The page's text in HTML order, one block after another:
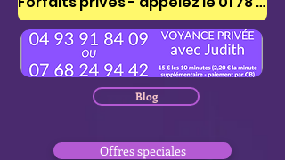
Blog
Offres speciales